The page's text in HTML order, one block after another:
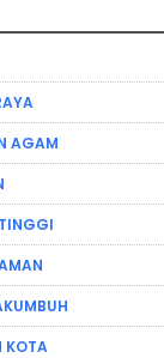
AGAM
KOTA